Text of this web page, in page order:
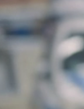
Jan
Mit